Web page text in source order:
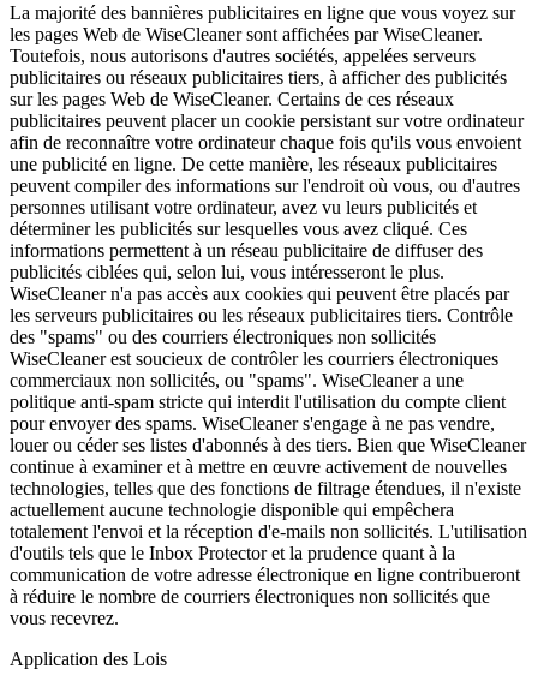
La majorité des bannières publicitaires en ligne que vous voyez sur
les pages Web de WiseCleaner sont affichées par WiseCleaner.
Toutefois, nous autorisons d'autres sociétés, appelées serveurs
publicitaires ou réseaux publicitaires tiers, à afficher des publicités
sur les pages Web de WiseCleaner. Certains de ces réseaux
publicitaires peuvent placer un cookie persistant sur votre ordinateur
afin de reconnaître votre ordinateur chaque fois qu'ils vous envoient
une publicité en ligne. De cette manière, les réseaux publicitaires
peuvent compiler des informations sur l'endroit où vous, ou d'autres
personnes utilisant votre ordinateur, avez vu leurs publicités et
déterminer les publicités sur lesquelles vous avez cliqué. Ces
informations permettent à un réseau publicitaire de diffuser des
publicités ciblées qui, selon lui, vous intéresseront le plus.
WiseCleaner n'a pas accès aux cookies qui peuvent être placés par
les serveurs publicitaires ou les réseaux publicitaires tiers. Contrôle
des "spams" ou des courriers électroniques non sollicités
WiseCleaner est soucieux de contrôler les courriers électroniques
commerciaux non sollicités, ou "spams". WiseCleaner a une
politique anti-spam stricte qui interdit l'utilisation du compte client
pour envoyer des spams. WiseCleaner s'engage à ne pas vendre,
louer ou céder ses listes d'abonnés à des tiers. Bien que WiseCleaner
continue à examiner et à mettre en œuvre activement de nouvelles
technologies, telles que des fonctions de filtrage étendues, il n'existe
actuellement aucune technologie disponible qui empêchera
totalement l'envoi et la réception d'e-mails non sollicités. L'utilisation
d'outils tels que le Inbox Protector et la prudence quant à la
communication de votre adresse électronique en ligne contribueront
à réduire le nombre de courriers électroniques non sollicités que
vous recevrez.
Application des Lois